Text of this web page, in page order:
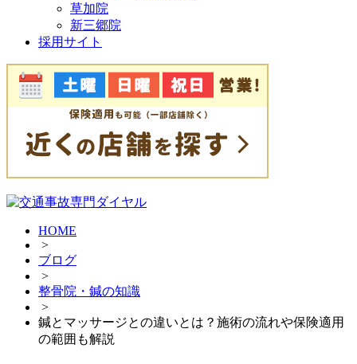
草加院
新三郷院
採用サイト
HOME
>
ブログ
>
整骨院・鍼の知識
>
鍼とマッサージとの違いとは？施術の流れや保険適用
の範囲も解説